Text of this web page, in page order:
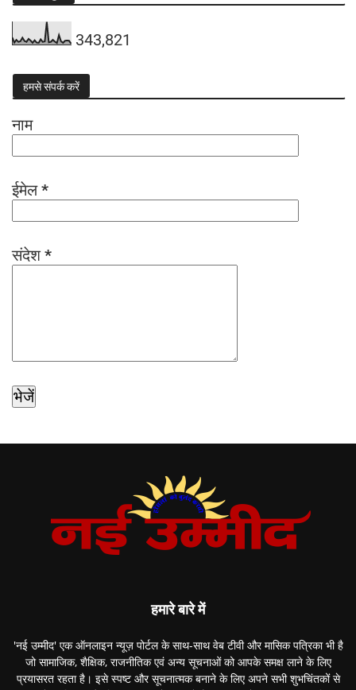
343,821
हमसे संपर्क करें
नाम
ईमेल*
संदेश*
हमारे बारे में
'नई उम्मीद' एक ऑनलाइन न्यूज़ पोर्टल के साथ-साथ वेब टीवी और मासिक पत्रिका भी है
जो सामाजिक, शैक्षिक, राजनीतिक एवं अन्य सूचनाओं को आपके समक्ष लाने के लिए
प्रयासरत रहता है। इसे स्पष्ट और सूचनात्मक बनाने के लिए अपने सभी शुभचिंतकों से